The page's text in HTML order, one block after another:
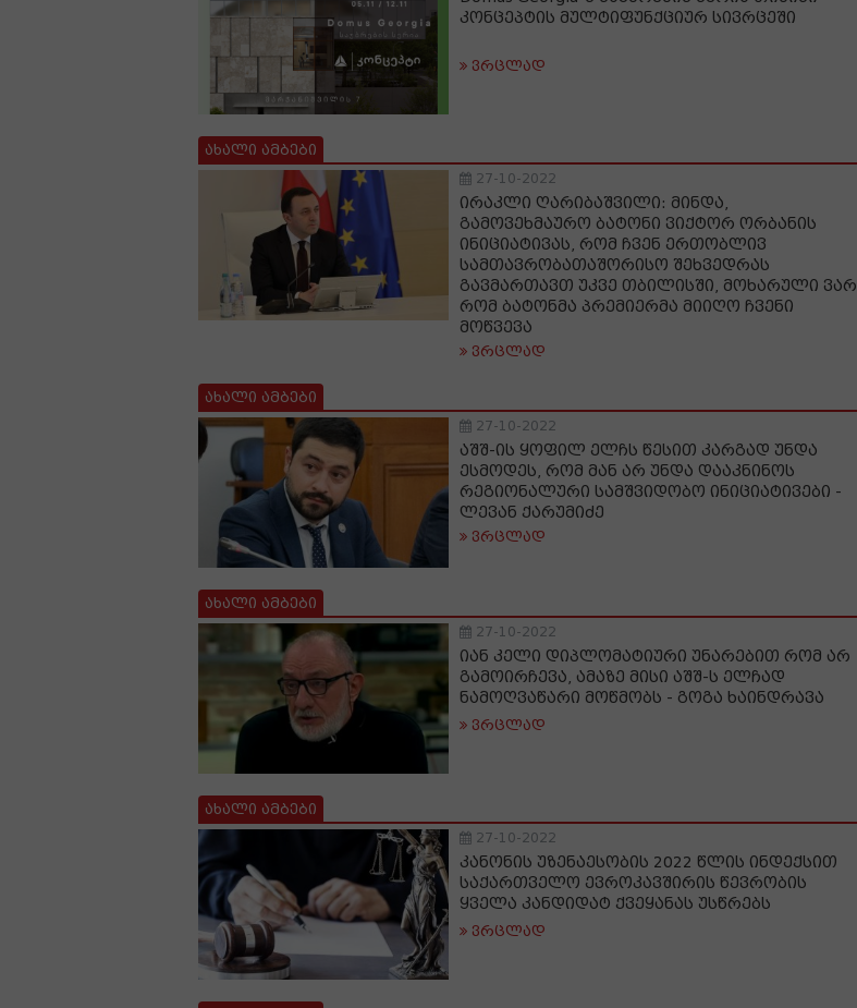
კონცეპტის მულტიფუნქციურ სივრცეში
ვრცლად
ახალი ამბები
27-10-2022
ირაკლი ღარიბაშვილი: მინდა,
გამოვეხმაურო ბატონი ვიქტორ ორბანის
ინიციატივას, რომ ჩვენ ერთობლივ
სამთავრობათაშორისო შეხვედრას
გავმართავთ უკვე თბილისში, მოხარული ვარ,
რომ ბატონმა პრემიერმა მიიღო ჩვენი
მოწვევა
ვრცლად
ახალი ამბები
27-10-2022
აშშ-ის ყოფილ ელჩს წესით კარგად უნდა
ესმოდეს, რომ მან არ უნდა დააკნინოს
რეგიონალური სამშვიდობო ინიციატივები -
ლევან ქარუმიძე
ვრცლად
ახალი ამბები
27-10-2022
იან კელი დიპლომატიური უნარებით რომ არ
გამოირჩევა, ამაზე მისი აშშ-ს ელჩად
ნამოღვაწარი მოწმობს - გოგა ხაინდრავა
ვრცლად
ახალი ამბები
27-10-2022
კანონის უზენაესობის 2022 წლის ინდექსით
საქართველო ევროკავშირის წევრობის
ყველა კანდიდატ ქვეყანას უსწრებს
ვრცლად